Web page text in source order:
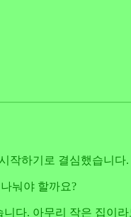
작하기로 결심했습니
눠야 할까요?
다. 아무리 작은 집이